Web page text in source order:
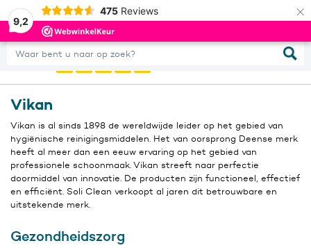
9,2
475 Reviews ×
Waar bent u naar op zoek?
0
Vikan
Vikan is al sinds 1898 de wereldwijde leider op het gebied van
hygiënische reinigingsmiddelen. Het van oorsprong Deense merk
heeft al meer dan een eeuw ervaring op het gebied van
professionele schoonmaak. Vikan streeft naar perfectie
doormiddel van innovatie. De producten zijn functioneel, effectief
en efficiënt. Soli Clean verkoopt al jaren dit betrouwbare en
uitstekende merk.
Gezondheidszorg